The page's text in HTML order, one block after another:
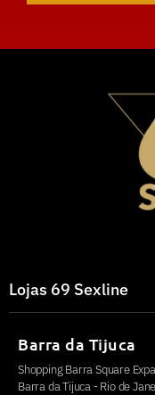
Lojas 69 Sexline
Barra da Tijuca
Shopping Barra Square
Barra da Tijuca - Rio de